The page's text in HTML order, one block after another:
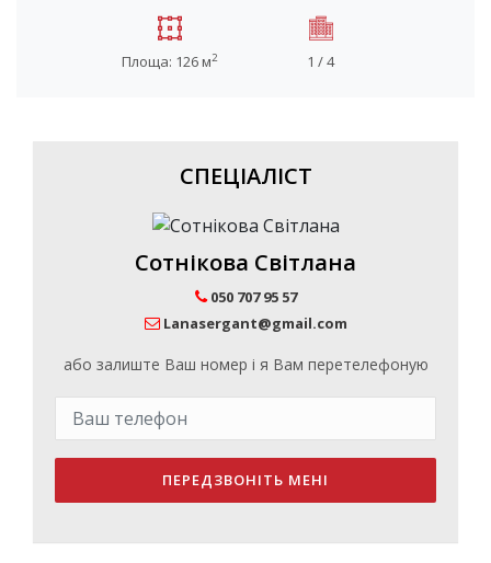
Площа: 126 м2 1 / 4
СПЕЦІАЛІСТ
Сотнікова Світлана
050 707 95 57
Lanasergant@gmail.com
або залиште Ваш номер і я Вам перетелефоную
ПЕРЕДЗВОНІТЬ МЕНІ